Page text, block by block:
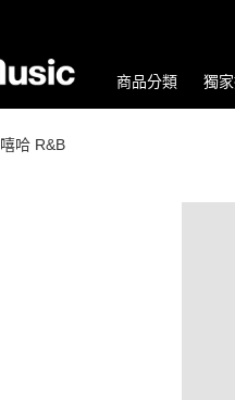
商品分類 獨
嘻哈 R&B